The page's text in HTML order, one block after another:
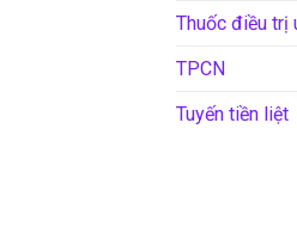
Thuốc điều trị
TPCN
Tuyến tiền liệt